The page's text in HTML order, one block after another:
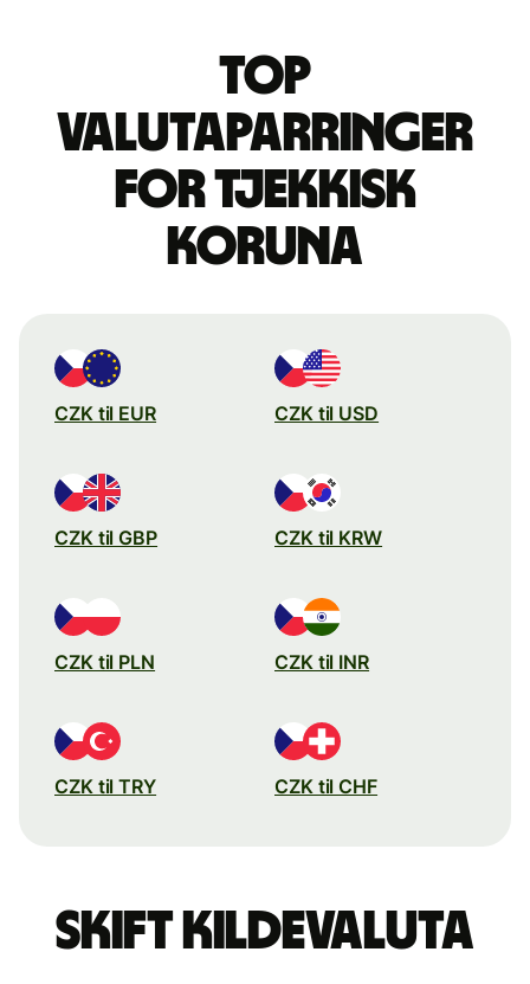
Top
valutaparringer
for tjekkisk
koruna
CZK til EUR CZK til USD
CZK til GBP CZK til KRW
CZK til PLN CZK til INR
CZK til TRY CZK til CHF
Skift kildevaluta